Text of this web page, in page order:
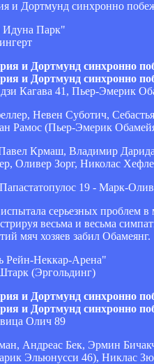
Идуна Парк"
Кагава 41, Пьер-Эмерик
Невен Суботич,
Рамос (Пьер-Эмерик
Крмаш, Владимир
Оливер Зорг, Николас
19 - Марк-
серьезных проблем
весьма и весьма
мяч хозяев забил
Рейн-Неккар-Арена"
(Эргольдинг)
Олич 89
Андреас Бек, Эрмин
Эльюнусси 46), Никлас